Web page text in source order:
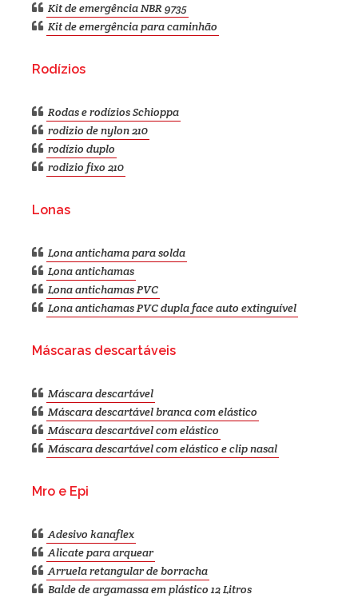
Kit de emergência NBR 9735
Kit de emergência para caminhão
Rodízios
Rodas e rodízios Schioppa
rodizio de nylon 210
rodízio duplo
rodizio fixo 210
Lonas
Lona antichama para solda
Lona antichamas
Lona antichamas PVC
Lona antichamas PVC dupla face auto extinguível
Máscaras descartáveis
Máscara descartável
Máscara descartável branca com elástico
Máscara descartável com elástico
Máscara descartável com elástico e clip nasal
Mro e Epi
Adesivo kanaflex
Alicate para arquear
Arruela retangular de borracha
Balde de argamassa em plástico 12 Litros